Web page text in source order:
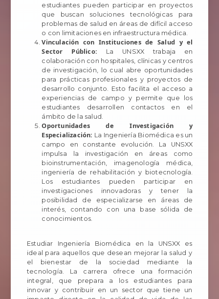
estudiantes pueden participar en proyectos
que buscan soluciones tecnológicas para
problemas de salud en áreas de difícil acceso
o con limitaciones en infraestructura médica.
Vinculación con Instituciones de Salud y el
Sector Público:
La UNSXX trabaja en
colaboración con hospitales, clínicas y centros
de investigación, lo cual abre oportunidades
para prácticas profesionales y proyectos de
desarrollo conjunto. Esto facilita el acceso a
experiencias de campo y permite que los
estudiantes desarrollen contactos en el
ámbito de la salud.
Oportunidades de Investigación y
Especialización: La Ingeniería Biomédica es un
campo en constante evolución. La UNSXX
impulsa la investigación en áreas como
bioinstrumentación, imagenología médica,
ingeniería de rehabilitación y biotecnología.
Los estudiantes pueden participar en
investigaciones innovadoras y tener la
posibilidad de especializarse en áreas de
interés, contando con una base sólida de
conocimientos.
Estudiar Ingeniería Biomédica en la UNSXX es
ideal para aquellos que desean mejorar la salud y
el bienestar de la sociedad mediante la
tecnología. La carrera ofrece una formación
integral, que prepara a los estudiantes para
innovar y contribuir en un sector que tiene un